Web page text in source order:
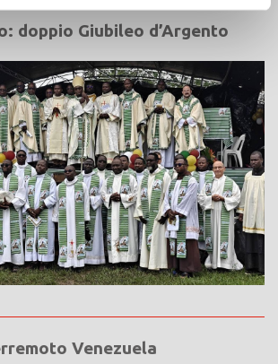
doppio Giubileo d’Argento
Venezuela